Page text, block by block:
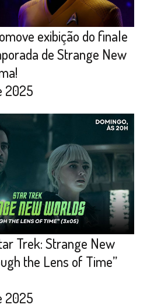
exibição do finale
de Strange New
2025
Trek: Strange New
the Lens of Time”
2025